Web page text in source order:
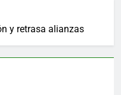
y retrasa alianzas